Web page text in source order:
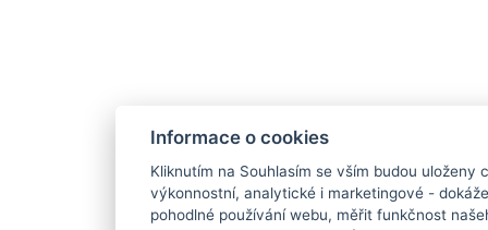
Informace o cookies
Kliknutím na Souhlasím se vším budou uloženy
výkonnostní, analytické i marketingové -
pohodlné používání webu, měřit funkčnost